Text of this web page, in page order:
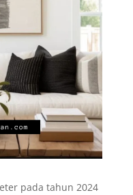
pada tahun 2024